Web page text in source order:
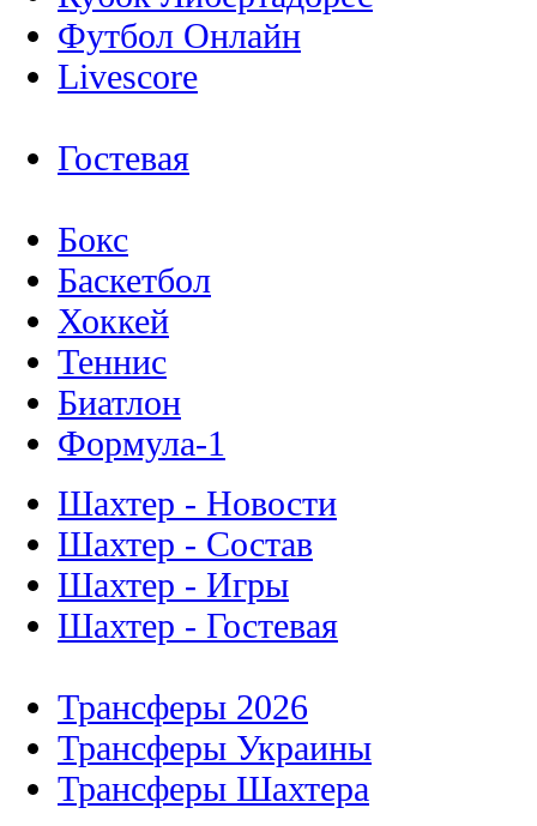
Футбол Онлайн
Livescore
Гостевая
Бокс
Баскетбол
Хоккей
Теннис
Биатлон
Формула-1
Шахтер - Новости
Шахтер - Состав
Шахтер - Игры
Шахтер - Гостевая
Трансферы 2026
Трансферы Украины
Трансферы Шахтера